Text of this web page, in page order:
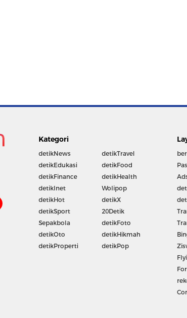
Kategori
detikNews
detikEdukasi
detikFinance
detikInet
detikHot
detikSport
Sepakbola
detikOto
detikProperti
detikTravel
detikFood
detikHealth
Wolipop
detikX
20Detik
detikFoto
detikHikmah
detikPop